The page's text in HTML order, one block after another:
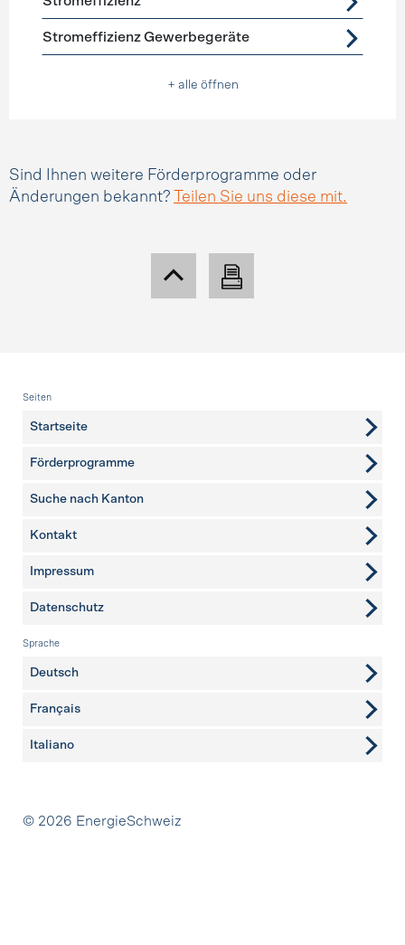
Stromeffizienz Gewerbegeräte
+ alle öffnen
Sind Ihnen weitere Förderprogramme oder
Änderungen bekannt?
Teilen Sie uns diese mit.
Fusszeile
Seiten
Startseite
Förderprogramme
Suche nach Kanton
weitere Seiten
Kontakt
Impressum
Datenschutz
Sprache
Deutsch
Français
Italiano
Partner
© 2026 EnergieSchweiz